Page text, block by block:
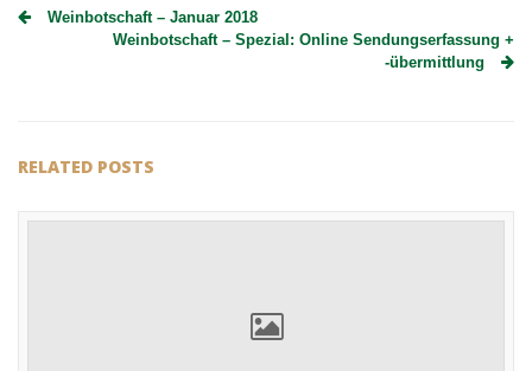
Weinbotschaft – Januar 2018
Weinbotschaft – Spezial: Online Sendungserfassung +
-übermittlung
RELATED POSTS